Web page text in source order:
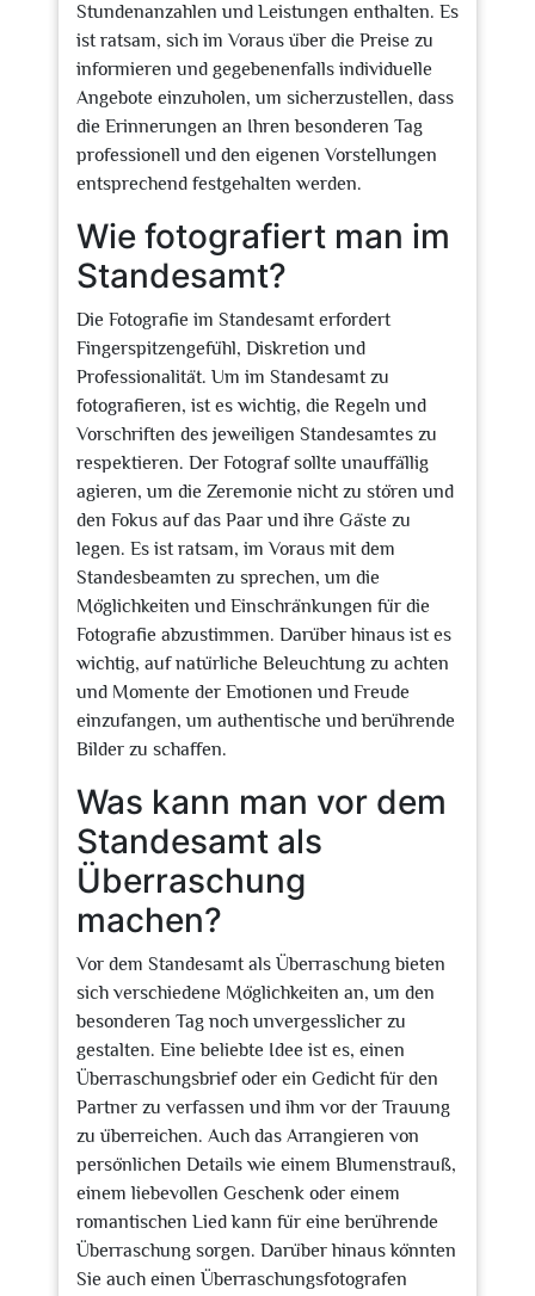
Stundenanzahlen und Leistungen enthalten. Es
ist ratsam, sich im Voraus über die Preise zu
informieren und gegebenenfalls individuelle
Angebote einzuholen, um sicherzustellen, dass
die Erinnerungen an Ihren besonderen Tag
professionell und den eigenen Vorstellungen
entsprechend festgehalten werden.
Wie fotografiert man im
Standesamt?
Die Fotografie im Standesamt erfordert
Fingerspitzengefühl, Diskretion und
Professionalität. Um im Standesamt zu
fotografieren, ist es wichtig, die Regeln und
Vorschriften des jeweiligen Standesamtes zu
respektieren. Der Fotograf sollte unauffällig
agieren, um die Zeremonie nicht zu stören und
den Fokus auf das Paar und ihre Gäste zu
legen. Es ist ratsam, im Voraus mit dem
Standesbeamten zu sprechen, um die
Möglichkeiten und Einschränkungen für die
Fotografie abzustimmen. Darüber hinaus ist es
wichtig, auf natürliche Beleuchtung zu achten
und Momente der Emotionen und Freude
einzufangen, um authentische und berührende
Bilder zu schaffen.
Was kann man vor dem
Standesamt als
Überraschung
machen?
Vor dem Standesamt als Überraschung bieten
sich verschiedene Möglichkeiten an, um den
besonderen Tag noch unvergesslicher zu
gestalten. Eine beliebte Idee ist es, einen
Überraschungsbrief oder ein Gedicht für den
Partner zu verfassen und ihm vor der Trauung
zu überreichen. Auch das Arrangieren von
persönlichen Details wie einem Blumenstrauß,
einem liebevollen Geschenk oder einem
romantischen Lied kann für eine berührende
Überraschung sorgen. Darüber hinaus könnten
Sie auch einen Überraschungsfotografen